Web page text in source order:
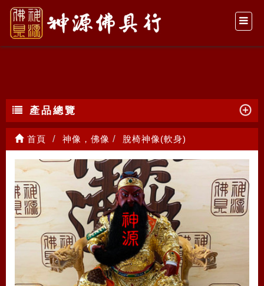
脫椅神像(軟身)
產品總覽
首頁 神像，佛像 脫椅神像(軟身)